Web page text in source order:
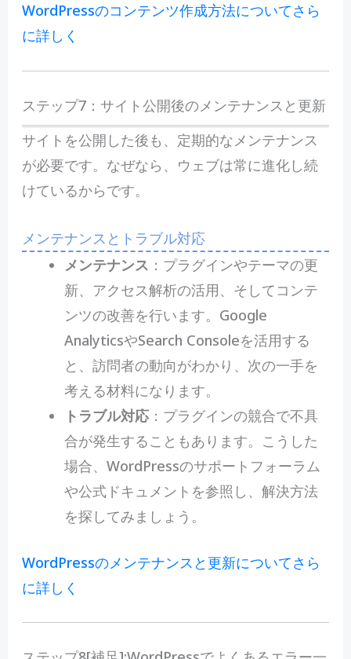
WordPressのコンテンツ作成方法についてさら
に詳しく
ステップ7：サイト公開後のメンテナンスと更新
サイトを公開した後も、定期的なメンテナンス
が必要です。なぜなら、ウェブは常に進化し続
けているからです。
メンテナンスとトラブル対応
メンテナンス ：プラグインやテーマの更
新、アクセス解析の活用、そしてコンテ
ンツの改善を行います。Google
AnalyticsやSearch Consoleを活用する
と、訪問者の動向がわかり、次の一手を
考える材料になります。
トラブル対応：プラグインの競合で不具
合が発生することもあります。こうした
場合、WordPressのサポートフォーラム
や公式ドキュメントを参照し、解決方法
を探してみましょう。
WordPressのメンテナンスと更新についてさら
に詳しく